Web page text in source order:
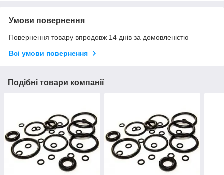
Умови повернення
Повернення товару впродовж 14 днів за домовленістю
Всі умови повернення
Подібні товари компанії